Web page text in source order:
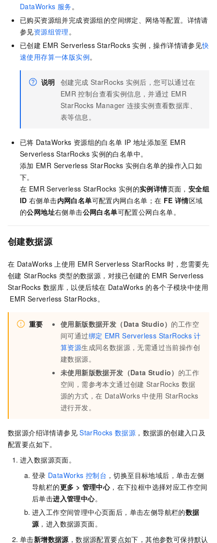
DataWorks 服务 。
已购买资源组并完成资源组的空间绑定、网络等配置。详情请
参见资源组管理 。
已创建 EMR Serverless StarRocks 实例，操作详情请参见快
速使用存算一体版实例。
说明 创建完成 StarRocks 实例后，您可以通过在
EMR 控制台查看实例信息，并通过 EMR
StarRocks Manager 连接实例查看数据库、
表等信息。
已将 DataWorks 资源组的白名单 IP 地址添加至 EMR
Serverless StarRocks 实例的白名单中。
添加 EMR Serverless StarRocks 实例白名单的操作入口如
下。
在 EMR Serverless StarRocks 实例的实例详情页面， 安全组
ID 右侧单击内网白名单可配置内网白名单；在 FE 详情区域
的公网地址右侧单击公网白名单可配置公网白名单。
创建数据源
在 DataWorks 上使用 EMR Serverless StarRocks 时，您需要先
创建 StarRocks 类型的数据源，对接已创建的 EMR Serverless
StarRocks 数据库，以便后续在 DataWorks 的各个子模块中使用
EMR Serverless StarRocks。
重要 使用新版数据开发（Data Studio） 的工作空
间可通过绑定 EMR Serverless StarRocks 计
算资源生成同名数据源，无需通过当前操作创
建数据源。
未使用新版数据开发（Data Studio） 的工作
空间，需参考本文通过创建 StarRocks 数据
源的方式，在 DataWorks 中使用 StarRocks
进行开发。
数据源介绍详情请参见 StarRocks 数据源 ，数据源的创建入口及
配置要点如下。
进入数据源页面。
登录 DataWorks 控制台 ，切换至目标地域后，单击左侧
导航栏的更多 > 管理中心，在下拉框中选择对应工作空间
后单击进入管理中心。
进入工作空间管理中心页面后，单击左侧导航栏的数据
源 ，进入数据源页面。
单击新增数据源 ，数据源配置要点如下，其他参数可保持默认